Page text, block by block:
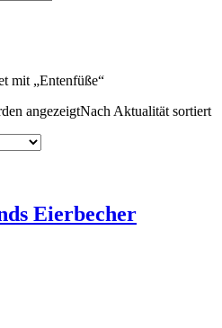
mit „Entenfüße“
angezeigtNach Aktualität sortiert
Eierbecher